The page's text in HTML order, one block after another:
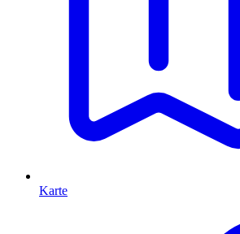
Karte